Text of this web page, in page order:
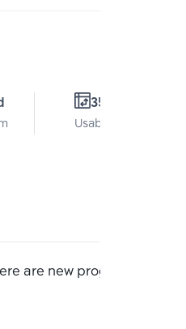
35 Sq.m.
Usable area
are new program